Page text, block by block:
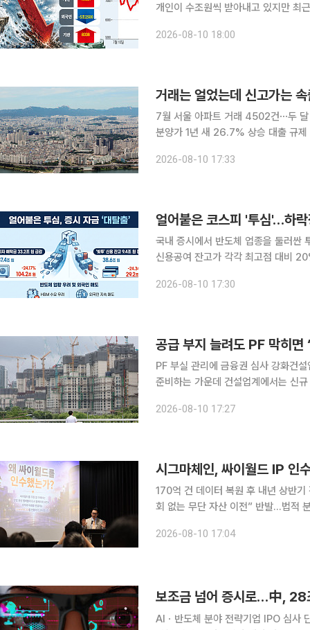
개인이 수조원씩 받아내고 있지만 최
소에 따르면 최근 한 달간(7월 10일
2026-08-10 18:00
거래는 얼었는데 신고가는
7월 서울 아파트 거래 4502건⋯두
분양가 1년 새 26.7% 상승 대출 규제 등의 영향으로 서울 아파트 거래량이 두 달 연속 감소했지만
주택시장에서도 신고가 거래가 잇따
2026-08-10 17:33
얼어붙은 코스피 '투심'…하
국내 증시에서 반도체 업종을 둘러싼
신용공여 잔고가 각각 최고점 대비 20% 이상 급감
이는 올해 최고점을 기록했던 5월12
2026-08-10 17:30
PF 부실 관리에 금융권 심사 강화건설업계 “선별적
준비하는 가운데 건설업계에서는 신
절차를 단축하더라도 사업비를 조달
2026-08-10 17:27
시그마체인, 싸이월드 IP 인
170억 건 데이터 복원 후 내년 상반
회 없는 무단 자산 이전” 반발…법적 분쟁 및 도메인 쟁점 부
의 위법성과 도메인 소유권을 문제 삼
2026-08-10 17:04
보조금 넘어 증시로…中, 28
AIㆍ반도체 분야 전략기업 IPO 심사